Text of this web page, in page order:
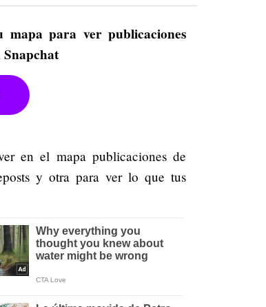
mapa para ver publicaciones
Snapchat
en el mapa publicaciones de
y otra para ver lo que tus